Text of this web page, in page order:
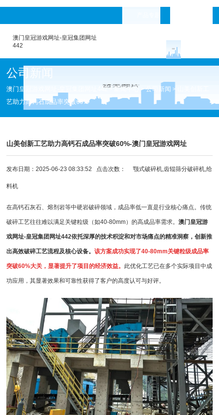
澳门皇冠游戏网址-皇冠集团网址
442
公司新闻
澳门皇冠游戏网址-皇冠集团网址442>新闻中心 >公司新闻 >
艺助力高钙石成品率突破60%
山美创新工艺助力高钙石成品率突破60%-澳门皇冠游戏网址
发布日期：2025-06-23 08:33:52 点击次数：颚式破碎机,齿辊筛分破碎机,给
料机
在高钙石灰石、熔剂岩等中硬岩破碎领域，成品率低一直是行业核心痛点。传统
破碎工艺往往难以满足关键粒级（如40-80mm）的高成品率需求。澳门皇冠游
戏网址-皇冠集团网址442依托深厚的技术积淀和对市场痛点的精准洞察，创新推
出高效破碎工艺流程及核心设备。该方案成功实现了40-80mm关键粒级成品率
突破60%大关，显著提升了项目的经济效益。 此优化工艺已在多个实际项目中成
功应用，其显著效果和可靠性获得了客户的高度认可与好评。